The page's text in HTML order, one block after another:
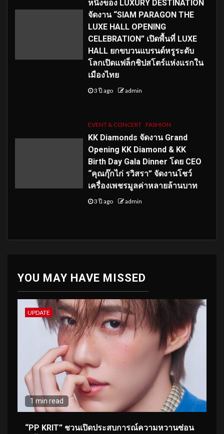
หนึ่งของ LUXURY DESTINATION
จัดงาน “SIAM PARAGON THE
LUXE HALL OPENING
CELEBRATION” เปิดพื้นที่ LUXE
HALL ยกขบวนแบรนด์หรูระดับ
โลกเปิดแฟล็กชิปสโตร์แห่งแรกใน
เมืองไทย
3 ปี ago admin
EVENT & CONCERT FASHION
KK Diamonds จัดงาน Grand
Opening KK Diamond & KK
Birth Day Gala Dinner โดย CEO
“คุณกุ๊กไก่ รวิสรา” จัดงานโชว์
เครื่องเพชรมูลค่าหลายล้านบาท
3 ปี ago admin
YOU MAY HAVE MISSED
UPDATE
1 min read
“PP KRIT” ชวนเปิดประสบการณ์ความหวานซ่อน